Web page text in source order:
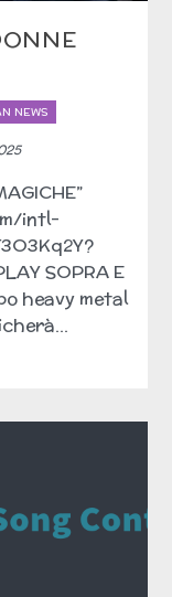
NEWS
intl-
SOPRA E
heavy metal